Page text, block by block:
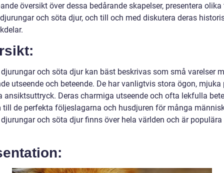
översikt över dessa bedårande skapelser, presentera olika
och söta djur, och till och med diskutera deras
och söta djur kan bäst beskrivas som små varelser
utseende och beteende. De har vanligtvis stora ögon, mjuka
ansiktsuttryck. Deras charmiga utseende och ofta lekfulla
till de perfekta följeslagarna och husdjuren för många
och söta djur finns över hela världen och är